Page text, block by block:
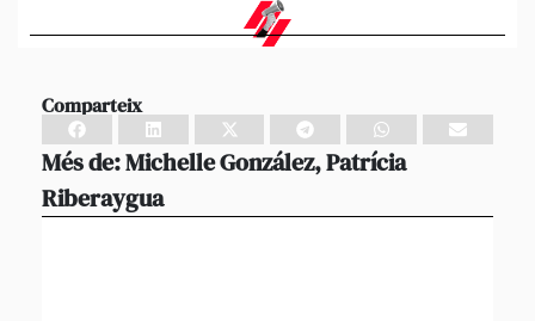
Comparteix
Més de:Michelle González,Patrícia
Riberaygua